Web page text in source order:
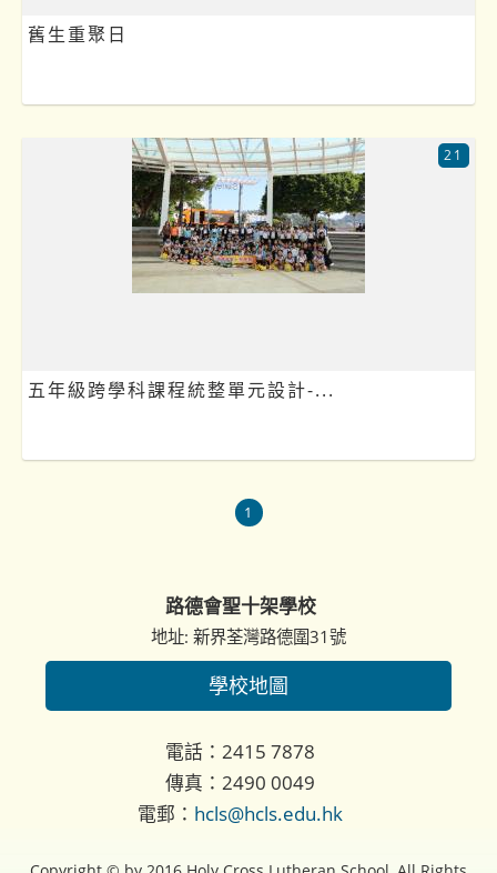
舊生重聚日
五年級跨學科課程統整單元設計-...
21
1
路德會聖十架學校
地址: 新界荃灣路德圍31號
學校地圖
電話：2415 7878
傳真：2490 0049
電郵： hcls@hcls.edu.hk